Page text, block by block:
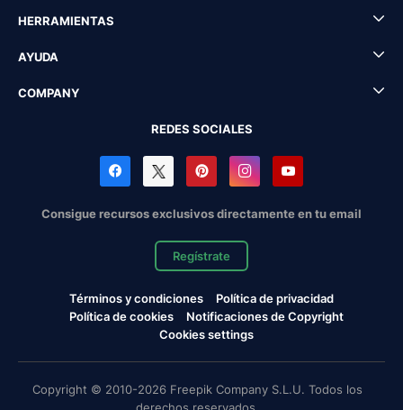
HERRAMIENTAS
AYUDA
COMPANY
REDES SOCIALES
Consigue recursos exclusivos directamente en tu email
Regístrate
Términos y condiciones
Política de privacidad
Política de cookies
Notificaciones de Copyright
Cookies settings
Copyright © 2010-2026 Freepik Company S.L.U. Todos los